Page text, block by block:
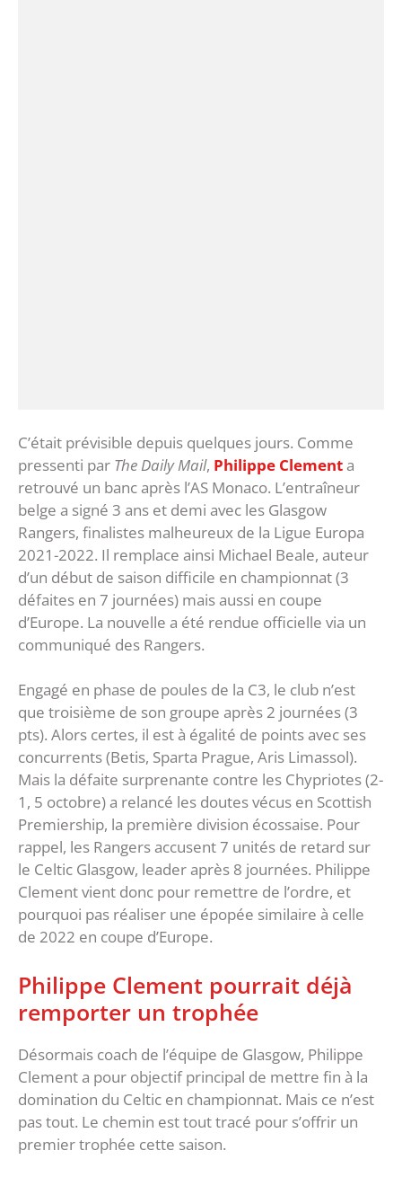
C’était prévisible depuis quelques jours. Comme
pressenti par The Daily Mail, Philippe Clementa
retrouvé un banc après l’AS Monaco. L’entraîneur
belge a signé 3 ans et demi avec les Glasgow
Rangers, finalistes malheureux de la Ligue Europa
2021-2022. Il remplace ainsi Michael Beale, auteur
d’un début de saison difficile en championnat (3
défaites en 7 journées) mais aussi en coupe
d’Europe. La nouvelle a été rendue officielle via un
communiqué des Rangers.
Engagé en phase de poules de la C3, le club n’est
que troisième de son groupe après 2 journées (3
pts). Alors certes, il est à égalité de points avec ses
concurrents (Betis, Sparta Prague, Aris Limassol).
Mais la défaite surprenante contre les Chypriotes (2-
1, 5 octobre) a relancé les doutes vécus en Scottish
Premiership, la première division écossaise. Pour
rappel, les Rangers accusent 7 unités de retard sur
le Celtic Glasgow, leader après 8 journées. Philippe
Clement vient donc pour remettre de l’ordre, et
pourquoi pas réaliser une épopée similaire à celle
de 2022 en coupe d’Europe.
Philippe Clement pourrait déjà
remporter un trophée
Désormais coach de l’équipe de Glasgow, Philippe
Clement a pour objectif principal de mettre fin à la
domination du Celtic en championnat. Mais ce n’est
pas tout. Le chemin est tout tracé pour s’offrir un
premier trophée cette saison.